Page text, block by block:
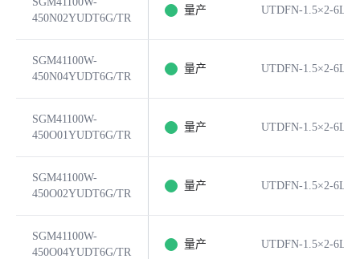
450N02YUDT6G/TR
量产 UTDFN-1.5×2-6L
SGM41100W-
450N04YUDT6G/TR
量产 UTDFN-1.5×2-6L
SGM41100W-
450O01YUDT6G/TR
量产 UTDFN-1.5×2-6L
SGM41100W-
450O02YUDT6G/TR
量产 UTDFN-1.5×2-6L
SGM41100W-
450O04YUDT6G/TR
量产 UTDFN-1.5×2-6L